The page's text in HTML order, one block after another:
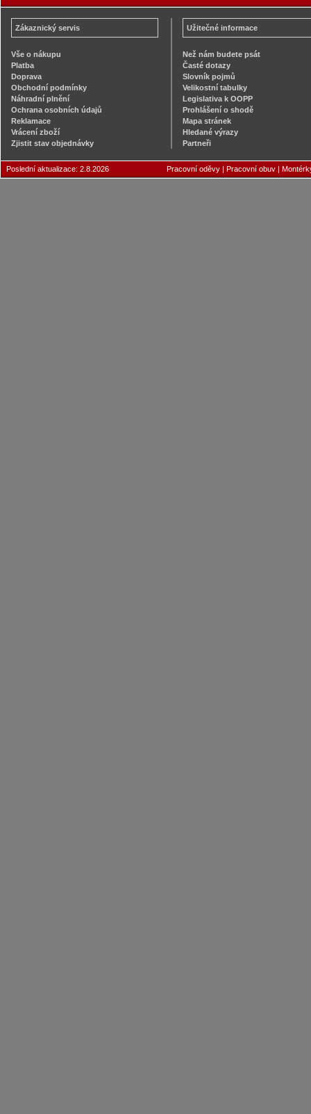
Zákaznický servis
Vše o nákupu
Platba
Doprava
Obchodní podmínky
Náhradní plnění
Ochrana osobních údajů
Reklamace
Vrácení zboží
Zjistit stav objednávky
Užitečné informace
Než nám budete psát
Časté dotazy
Slovník pojmů
Velikostní tabulky
Legislativa k OOPP
Prohlášení o shodě
Mapa stránek
Hledané výrazy
Partneři
Poslední aktualizace: 2.8.2026 Pracovní oděvy | Pracovní obuv |